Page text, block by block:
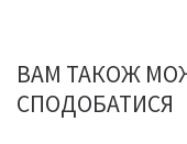
ВАМ ТАКОЖ
СПОДОБАТИСЯ